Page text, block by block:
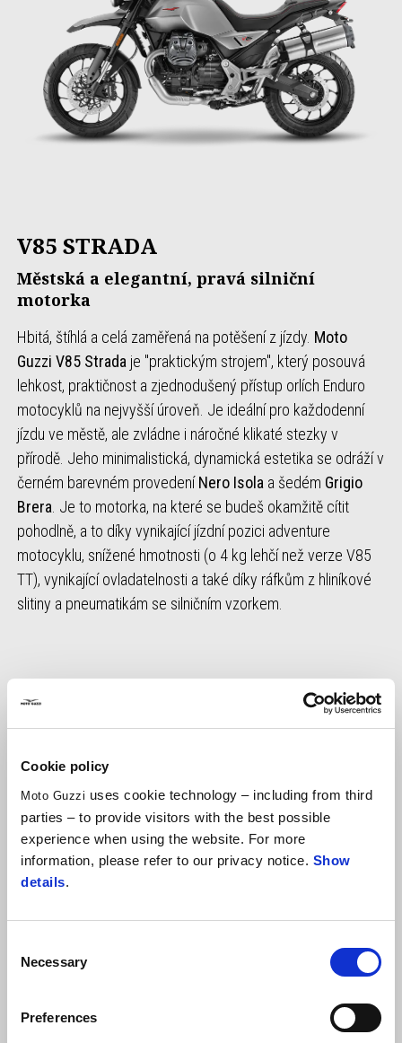
Cookie policy
Moto Guzzi uses cookie technology – including from third
parties – to provide visitors with the best possible
experience when using the website. For more
information, please refer to our privacy notice. Show
details.
Selection
Necessary
Preferences
V85 STRADA
Městská a elegantní, pravá silniční
motorka
Hbitá, štíhlá a celá zaměřená na potěšení z jízdy. Moto
Guzzi V85 Strada je "praktickým strojem", který posouvá
lehkost, praktičnost a zjednodušený přístup orlích Enduro
motocyklů na nejvyšší úroveň. Je ideální pro každodenní
jízdu ve městě, ale zvládne i náročné klikaté stezky v
přírodě. Jeho minimalistická, dynamická estetika se odráží v
černém barevném provedeníNero Isola a šedém Grigio
Brera . Je to motorka, na které se budeš okamžitě cítit
pohodlně, a to díky vynikající jízdní pozici adventure
motocyklu, snížené hmotnosti (o 4 kg lehčí než verze V85
TT), vynikající ovladatelnosti a také díky ráfkům z hliníkové
slitiny a pneumatikám se silničním vzorkem.
V85 TT